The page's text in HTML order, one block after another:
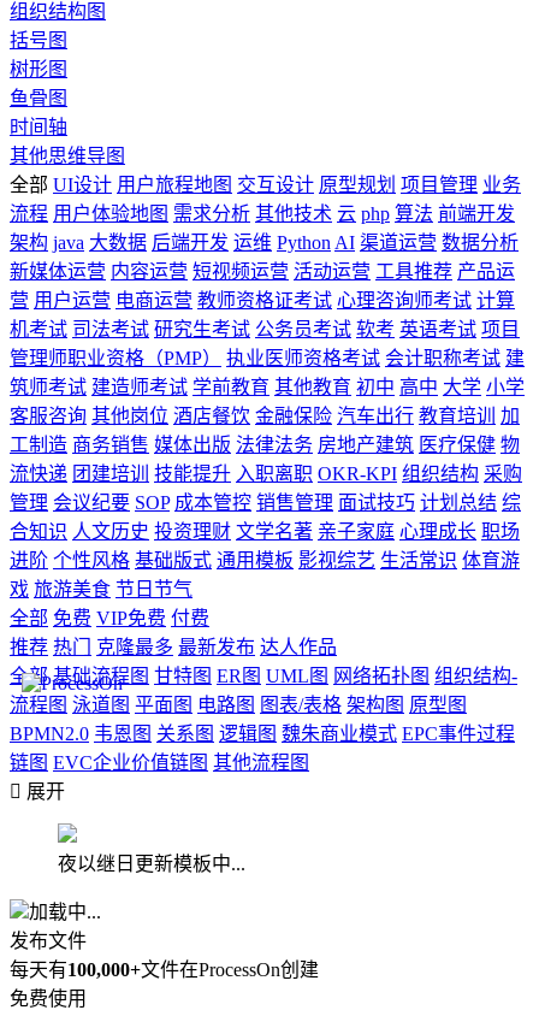
组织结构图
括号图
树形图
鱼骨图
时间轴
其他思维导图
全部 UI设计 用户旅程地图 交互设计 原型规划 项目管理 业务
流程 用户体验地图 需求分析 其他技术 云 php 算法 前端开发
架构 java 大数据 后端开发 运维 Python AI 渠道运营 数据分析
新媒体运营 内容运营 短视频运营 活动运营 工具推荐 产品运
营 用户运营 电商运营 教师资格证考试 心理咨询师考试 计算
机考试 司法考试 研究生考试 公务员考试 软考 英语考试 项目
管理师职业资格（PMP）
执业医师资格考试 会计职称考试 建
筑师考试 建造师考试 学前教育 其他教育 初中 高中 大学 小学
客服咨询 其他岗位 酒店餐饮 金融保险 汽车出行 教育培训
加
工制造 商务销售 媒体出版 法律法务 房地产建筑 医疗保健 物
流快递 团建培训 技能提升 入职离职 OKR-KPI 组织结构 采购
管理 会议纪要 SOP 成本管控 销售管理 面试技巧 计划总结 综
合知识 人文历史 投资理财 文学名著 亲子家庭 心理成长 职场
进阶 个性风格 基础版式 通用模板 影视综艺 生活常识 体育游
戏 旅游美食 节日节气
全部 免费 VIP免费 付费
推荐 热门 克隆最多 最新发布 达人作品
全部 基础流程图 甘特图 ER图 UML图 网络拓扑图 组织结构-
流程图 泳道图 平面图 电路图 图表/表格 架构图 原型图
BPMN2.0 韦恩图 关系图 逻辑图 魏朱商业模式 EPC事件过程
链图 EVC企业价值链图 其他流程图
 展开
夜以继日更新模板中...
加载中...
发布文件
每天有100,000+文件在ProcessOn创建
免费使用